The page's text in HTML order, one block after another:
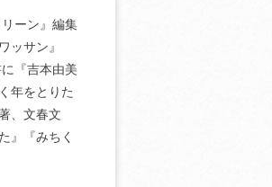
ーン』編集
ッサン』
『吉本由美
年をとりた
、文春文
』『みちく